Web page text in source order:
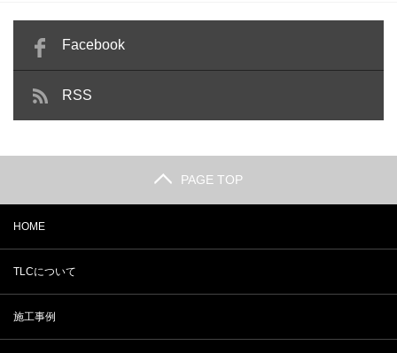
Facebook
RSS
PAGE TOP
HOME
TLCについて
施工事例